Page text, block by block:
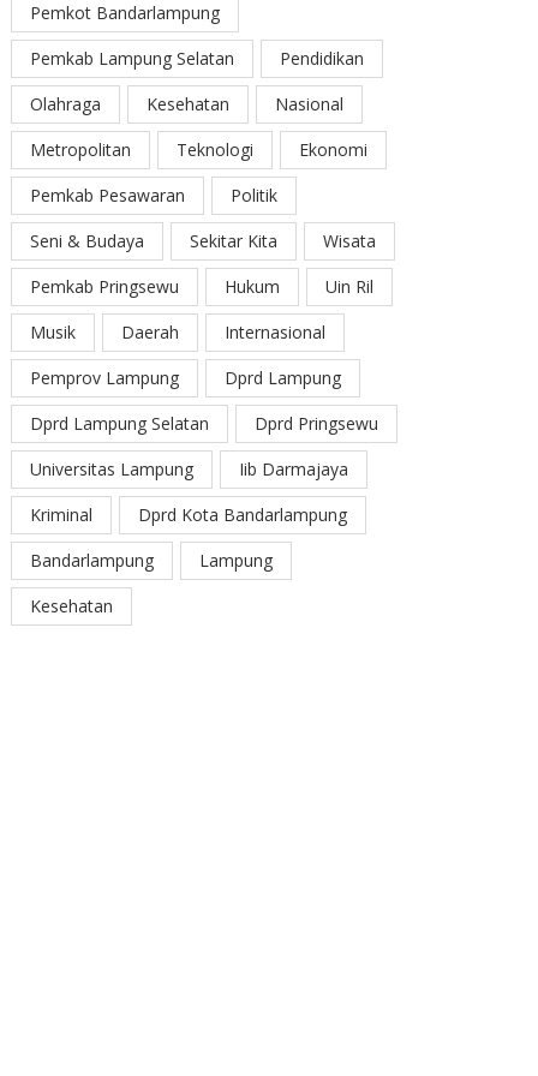
Pemkot Bandarlampung
Pemkab Lampung Selatan
Pendidikan
Olahraga
Kesehatan
Nasional
Metropolitan
Teknologi
Ekonomi
Pemkab Pesawaran
Politik
Seni & Budaya
Sekitar Kita
Wisata
Pemkab Pringsewu
Hukum
Uin Ril
Musik
Daerah
Internasional
Pemprov Lampung
Dprd Lampung
Dprd Lampung Selatan
Dprd Pringsewu
Universitas Lampung
Iib Darmajaya
Kriminal
Dprd Kota Bandarlampung
Bandarlampung
Lampung
Kesehatan